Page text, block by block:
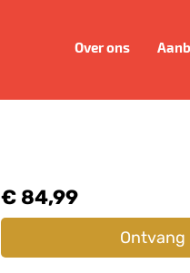
Over ons
€ 84,99